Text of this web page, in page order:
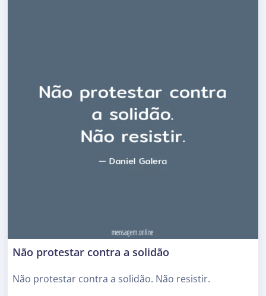
Não protestar contra a solidão
Não protestar contra a solidão. Não resistir.